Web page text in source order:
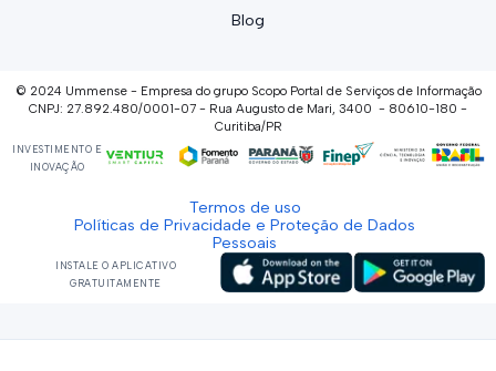
Blog
© 2024 Ummense - Empresa do grupo Scopo Portal de Serviços de Informação
CNPJ: 27.892.480/0001-07 - Rua Augusto de Mari, 3400 - 80610-180 -
Curitiba/PR
INVESTIMENTO E
INOVAÇÃO
Termos de uso
Políticas de Privacidade e Proteção de Dados
Pessoais
INSTALE O APLICATIVO
GRATUITAMENTE